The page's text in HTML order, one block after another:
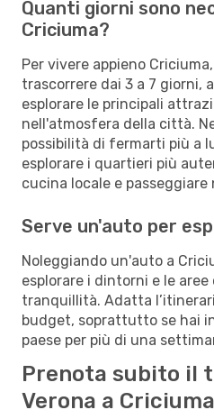
Quanti giorni sono
Criciuma?
Per vivere appieno
trascorrere dai 3 a 7 giorni,
esplorare le principali
nell'atmosfera della città.
possibilità di fermarti più a
esplorare i quartieri più
cucina locale e passeggiare
Serve un'auto per
Noleggiando un'auto a
esplorare i dintorni e le
tranquillità. Adatta
budget, soprattutto se hai
paese per più di una
Prenota subito il
Verona a